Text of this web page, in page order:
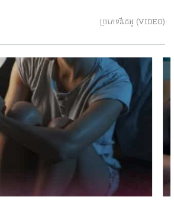
ប្រភេទវីដេអូ (VIDEO)